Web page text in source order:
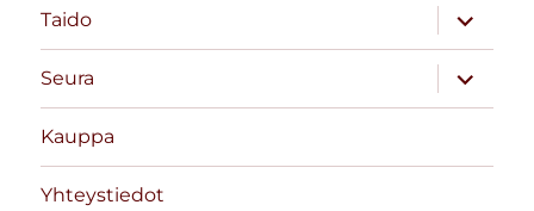
Taido
näytä
Seura
näytä
Kauppa
Yhteystiedot